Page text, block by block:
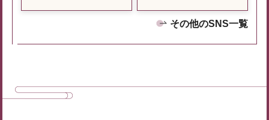
その他のSNS一覧